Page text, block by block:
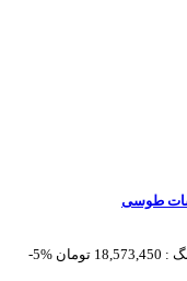
شات طوسی
-5%
: 18,573,450 تومان